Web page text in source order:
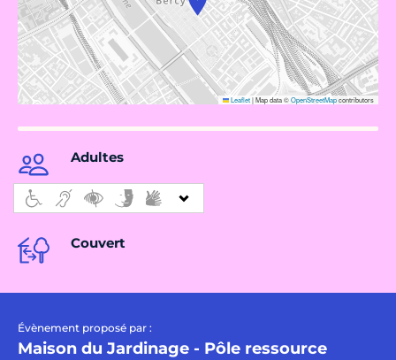
Leaflet|Map data ©OpenStreetMapcontributors
Adultes
Couvert
Évènement proposé par :
Maison du Jardinage - Pôle ressource